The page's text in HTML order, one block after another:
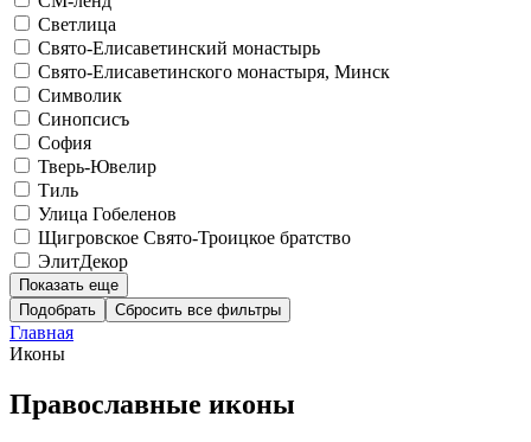
Светлица
Свято-Елисаветинский монастырь
Свято-Елисаветинского монастыря, Минск
Символик
Синопсисъ
София
Тверь-Ювелир
Тиль
Улица Гобеленов
Щигровское Свято-Троицкое братство
ЭлитДекор
Показать еще
Подобрать
Главная
Иконы
Православные иконы